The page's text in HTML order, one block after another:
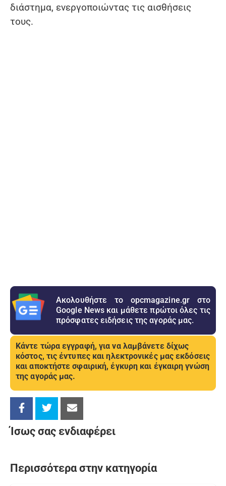
διάστημα, ενεργοποιώντας τις αισθήσεις
τους.
Ακολουθήστε το opcmagazine.gr στο
Google News και μάθετε πρώτοι όλες τις
πρόσφατες ειδήσεις της αγοράς μας.
Κάντε τώρα εγγραφή, για να λαμβάνετε δίχως
κόστος, τις έντυπες και ηλεκτρονικές μας εκδόσεις
και αποκτήστε σφαιρική, έγκυρη και έγκαιρη γνώση
της αγοράς μας.
Ίσως σας ενδιαφέρει
Περισσότερα στην κατηγορία